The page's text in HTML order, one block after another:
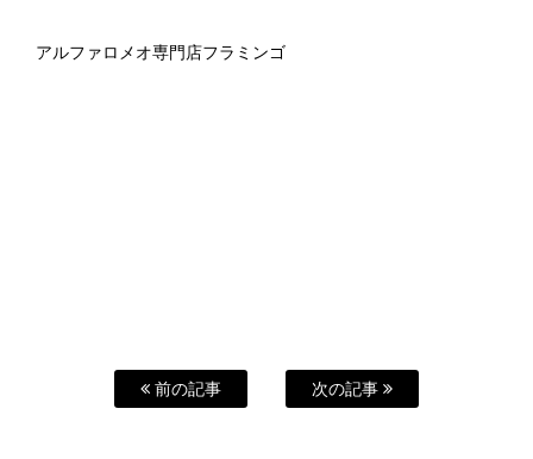
アルファロメオ専門店フラミンゴ
前の記事 次の記事